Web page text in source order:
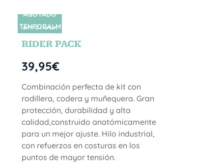
SIN STOCK
AGOTADO
TEMPORALM
ENTE
RIDER PACK
39,95€
Combinación perfecta de kit con
rodillera, codera y muñequera. Gran
protección, durabilidad y alta
calidad,construido anatómicamente
para un mejor ajuste. Hilo industrial,
con refuerzos en costuras en los
puntos de mayor tensión.